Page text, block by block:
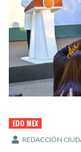
EDO MEX
REDACCIÓN